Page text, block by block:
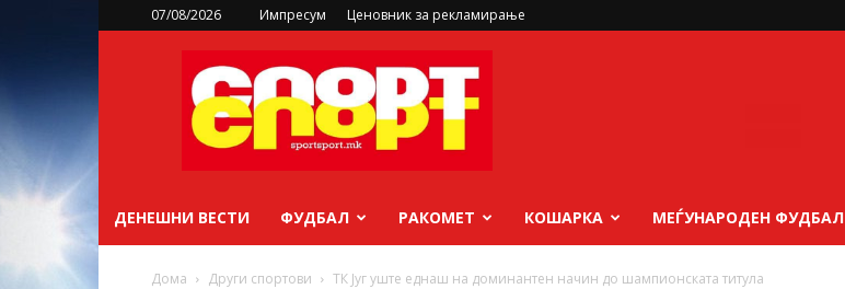
07/08/2026 Импресум Ценовник за рекламирање
sportsport.mk
ДЕНЕШНИ ВЕСТИ ФУДБАЛ РАКОМЕТ КОШАРКА МЕЃУНАРОДЕН ФУДБАЛ
Дома Други спортови ТК Југ уште еднаш на доминантен начин до шампионската титула